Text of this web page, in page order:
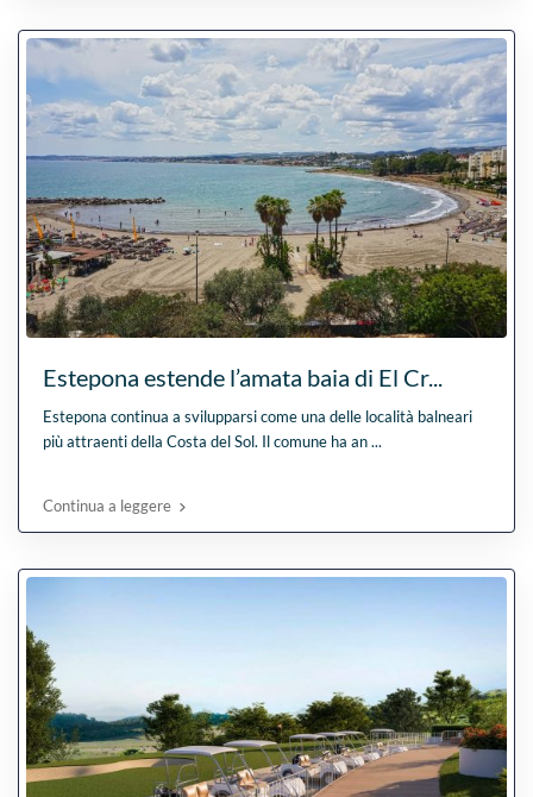
Estepona estende l’amata baia di El Cr...
Estepona continua a svilupparsi come una delle località balneari
più attraenti della Costa del Sol. Il comune ha an...
Continua a leggere